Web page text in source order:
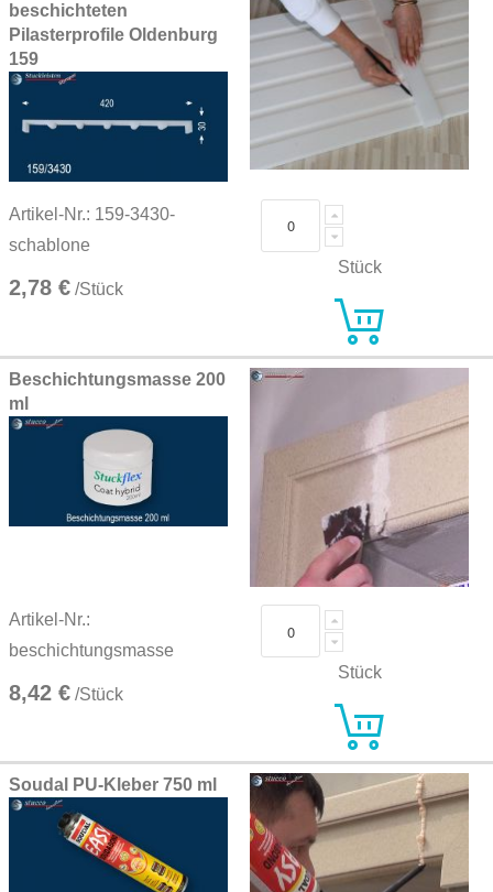
beschichteten
Pilasterprofile Oldenburg
159
Artikel-Nr.: 159-3430-
schablone
2,78 € /Stück
Stück
Beschichtungsmasse 200
ml
Artikel-Nr.:
beschichtungsmasse
8,42 € /Stück
Stück
Soudal PU-Kleber 750 ml